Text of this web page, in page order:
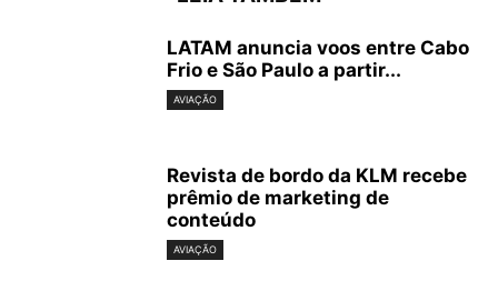
LATAM anuncia voos entre Cabo
Frio e São Paulo a partir...
AVIAÇÃO
Revista de bordo da KLM recebe
prêmio de marketing de
conteúdo
AVIAÇÃO